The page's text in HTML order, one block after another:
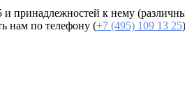
и принадлежностей к нему
нам по телефону (+7 (495) 109 13 25